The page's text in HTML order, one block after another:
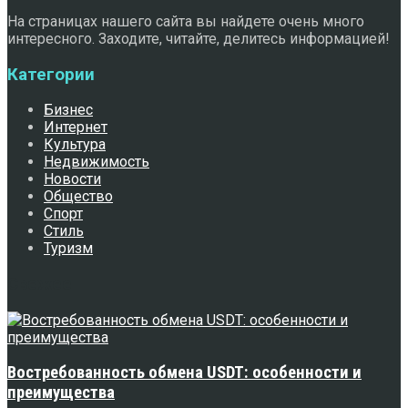
На страницах нашего сайта вы найдете очень много
интересного. Заходите, читайте, делитесь информацией!
Категории
Бизнес
Интернет
Культура
Недвижимость
Новости
Общество
Спорт
Стиль
Туризм
Востребованность обмена USDT: особенности и
преимущества